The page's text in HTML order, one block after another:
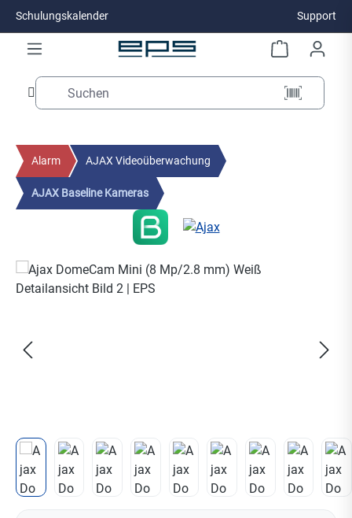
Zum Hauptinhalt springen
Schulungskalender Support
Alarm AJAX Videoüberwachung
AJAX Baseline Kameras
Bildergalerie überspringen